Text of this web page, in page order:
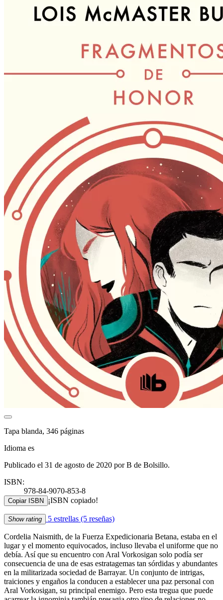
Tapa blanda, 346 páginas
Idioma es
Publicado el 31 de agosto de 2020 por B de Bolsillo.
ISBN:
978-84-9070-853-8
Copiar ISBN ¡ISBN copiado!
Show rating 5 estrellas (5 reseñas)
Cordelia Naismith, de la Fuerza Expedicionaria Betana, estaba en el
lugar y el momento equivocados, incluso llevaba el uniforme que no
debía. Así que su encuentro con Aral Vorkosigan solo podía ser
consecuencia de una de esas estratagemas tan sórdidas y abundantes
en la militarizada sociedad de Barrayar. Un conjunto de intrigas,
traiciones y engaños la conducen a establecer una paz personal con
Aral Vorkosigan, su principal enemigo. Pero esta tregua que puede